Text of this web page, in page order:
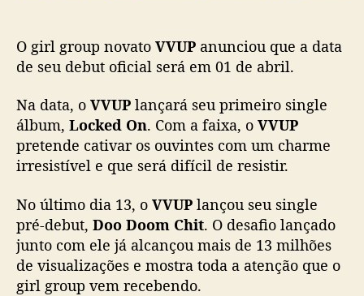
b
u
i
c
i
l
e
m
0
O girl group novato VVUP anunciou que a data
de seu debut oficial será em 01 de abril.
Na data, o VVUP lançará seu primeiro single
álbum, Locked On. Com a faixa, o VVUP
pretende cativar os ouvintes com um charme
irresistível e que será difícil de resistir.
No último dia 13, o VVUP lançou seu single
pré-debut, Doo Doom Chit. O desafio lançado
junto com ele já alcançou mais de 13 milhões
de visualizações e mostra toda a atenção que o
girl group vem recebendo.